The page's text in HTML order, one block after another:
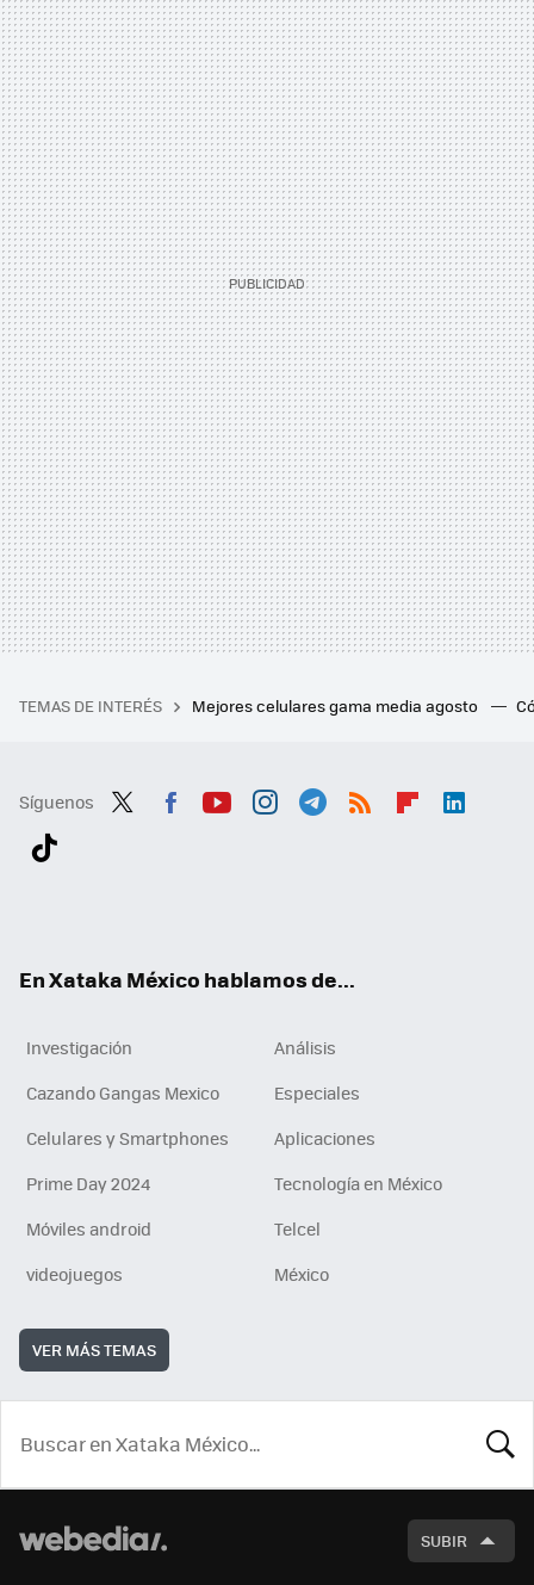
TEMAS DE INTERÉS Mejores celulares gama media agosto
Síguenos
En Xataka México hablamos de...
Investigación
Análisis
Cazando Gangas Mexico
Especiales
Celulares y Smartphones
Aplicaciones
Prime Day 2024
Tecnología en México
Móviles android
Telcel
videojuegos
México
VER MÁS TEMAS
SUBIR